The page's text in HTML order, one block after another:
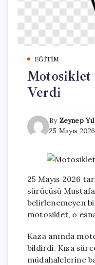
EĞITIM
Motosiklet
Verdi
By Zeynep
25 Mayıs 2026
25 Mayıs 2026
sürücüsü Mustafa
belirlenemeyen
motosiklet, o
Kaza anında
bildirdi. Kısa
müdahalelerine